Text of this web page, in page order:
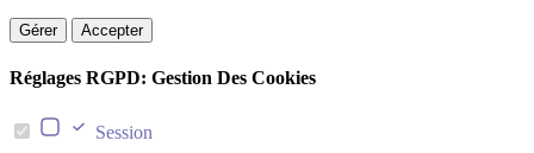
Gérer Accepter
Réglages RGPD: Gestion Des Cookies
Session